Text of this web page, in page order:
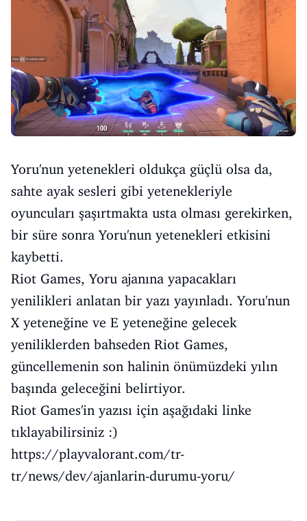
Yoru'nun yetenekleri oldukça güçlü olsa da,
sahte ayak sesleri gibi yetenekleriyle
oyuncuları şaşırtmakta usta olması gerekirken,
bir süre sonra Yoru'nun yetenekleri etkisini
kaybetti.
Riot Games, Yoru ajanına yapacakları
yenilikleri anlatan bir yazı yayınladı. Yoru'nun
X yeteneğine ve E yeteneğine gelecek
yeniliklerden bahseden Riot Games,
güncellemenin son halinin önümüzdeki yılın
başında geleceğini belirtiyor.
Riot Games'in yazısı için aşağıdaki linke
tıklayabilirsiniz :)
https://playvalorant.com/tr-
tr/news/dev/ajanlarin-durumu-yoru/